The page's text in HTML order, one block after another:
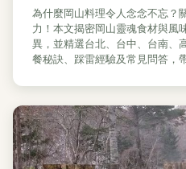
為什麼岡山料理令人念念不忘？
力！本文揭密岡山靈魂食材與風
異，並精選台北、台中、台南、
餐秘訣、踩雷經驗及常見問答，